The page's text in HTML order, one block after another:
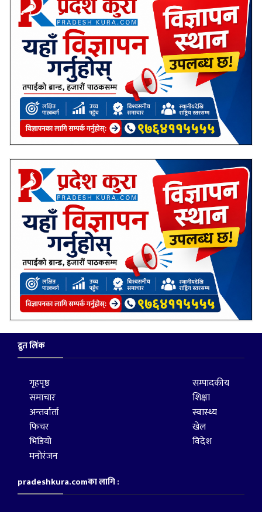
द्रुत लिंक
गृहपृष्ठ
समाचार
अन्तर्वार्ता
फिचर
भिडियो
मनोरंजन
सम्पादकीय
शिक्षा
स्वास्थ्य
खेल
विदेश
pradeshkura.comका लागि :